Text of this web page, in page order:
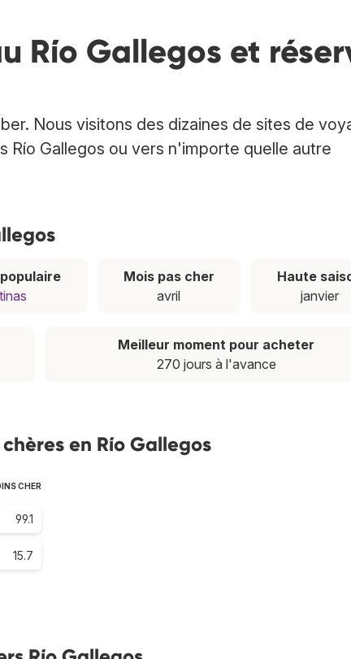
Río Gallegos et
Nous visitons des dizaines de sites de
Río Gallegos ou vers n'importe quelle autre
Mois pas cher
avril
Haute
janvier
Meilleur moment pour acheter
270 jours à l'avance
en Río Gallegos
CHER
99.1
15.7